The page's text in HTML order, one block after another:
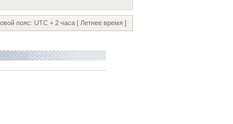
пояс: UTC + 2 часа [ Летнее время ]